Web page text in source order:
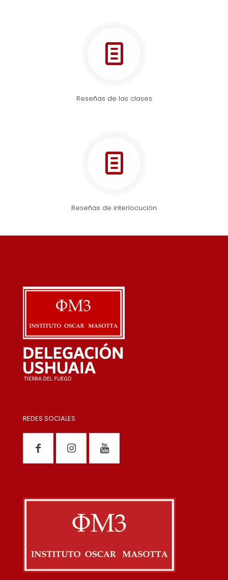
Reseñas de las clases
Reseñas de interlocución
REDES SOCIALES